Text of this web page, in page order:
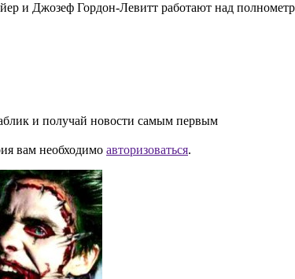
и Джозеф Гордон-Левитт работают над
и получай новости самым первым
вам необходимо авторизоваться.